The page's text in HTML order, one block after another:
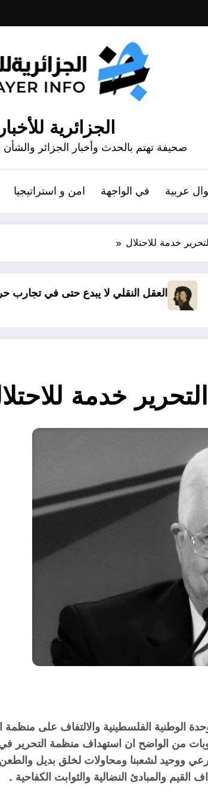
الجزائرية للأخبار
صحيفة تهتم بالحدث وأخبار الجزائر والشأن
عربية في الواجهة امن و استراتيجيا
خدمة للاحتلال
يبدع حتى في تجارب حركات التحرر الوطني06 وفيات و إصابة 25 جريح في حادث مرور بقسنطينة
خدمة
الوطنية الفلسطينية والالتفاف على
من الواضح ان استهداف منظمة التحرير
ووحيد لشعبنا ومحاولات لخلق بديل
القيم والمبادئ النضالية والثوابت الكفاحية .